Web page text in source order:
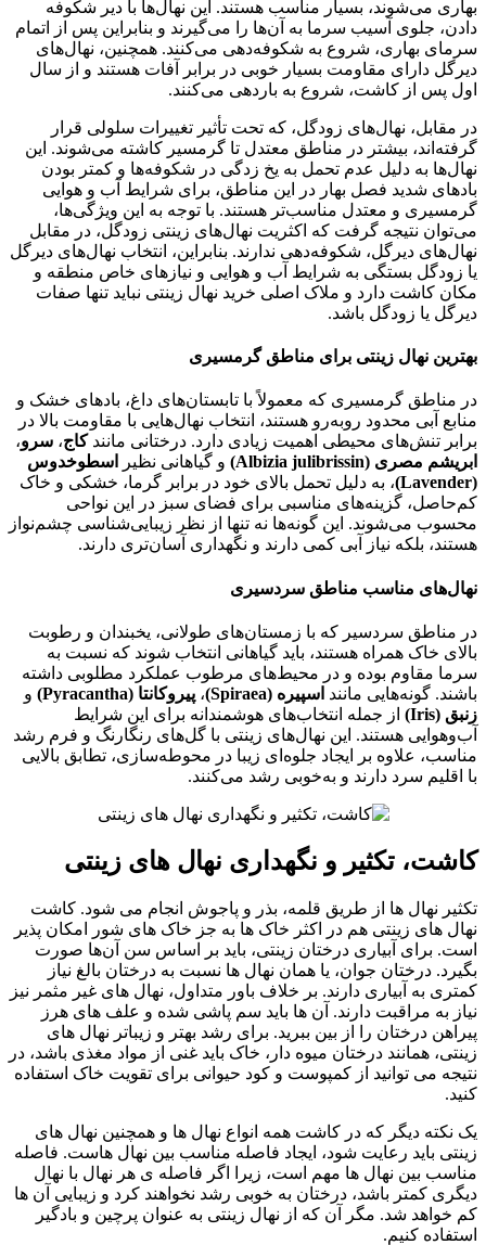
بهاری می‌شوند، بسیار مناسب هستند. این نهال‌ها با دیر شکوفه
دادن، جلوی آسیب سرما به آن‌ها را می‌گیرند و بنابراین پس از اتمام
سرمای بهاری، شروع به شکوفه‌دهی می‌کنند. همچنین، نهال‌های
دیرگل دارای مقاومت بسیار خوبی در برابر آفات هستند و از سال
اول پس از کاشت، شروع به باردهی می‌کنند.
در مقابل، نهال‌های زودگل، که تحت تأثیر تغییرات سلولی قرار
گرفته‌اند، بیشتر در مناطق معتدل تا گرمسیر کاشته می‌شوند. این
نهال‌ها به دلیل عدم تحمل به یخ زدگی در شکوفه‌ها و کمتر بودن
بادهای شدید فصل بهار در این مناطق، برای شرایط آب و هوایی
گرمسیری و معتدل مناسب‌تر هستند. با توجه به این ویژگی‌ها،
می‌توان نتیجه گرفت که اکثریت نهال‌های زینتی زودگل، در مقابل
نهال‌های دیرگل، شکوفه‌دهی ندارند. بنابراین، انتخاب نهال‌های دیرگل
یا زودگل بستگی به شرایط آب و هوایی و نیازهای خاص منطقه و
مکان کاشت دارد و ملاک اصلی خرید نهال زینتی نباید تنها صفات
دیرگل یا زودگل باشد.
بهترین نهال‌ زینتی برای مناطق گرمسیری
در مناطق گرمسیری که معمولاً با تابستان‌های داغ، بادهای خشک و
منابع آبی محدود روبه‌رو هستند، انتخاب نهال‌هایی با مقاومت بالا در
برابر تنش‌های محیطی اهمیت زیادی دارد. درختانی مانندکاج، سرو،
ابریشم مصری (Albizia julibrissin)
و گیاهانی نظیر
اسطوخدوس
(Lavender)
، به دلیل تحمل بالای خود در برابر گرما، خشکی و خاک
کم‌حاصل، گزینه‌های مناسبی برای فضای سبز در این نواحی
محسوب می‌شوند. این گونه‌ها نه تنها از نظر زیبایی‌شناسی چشم‌نواز
هستند، بلکه نیاز آبی کمی دارند و نگهداری آسان‌تری دارند.
نهال‌های مناسب مناطق سردسیری
در مناطق سردسیر که با زمستان‌های طولانی، یخبندان و رطوبت
بالای خاک همراه هستند، باید گیاهانی انتخاب شوند که نسبت به
سرما مقاوم بوده و در محیط‌های مرطوب عملکرد مطلوبی داشته
باشند. گونه‌هایی مانند اسپیره (Spiraea) ، پیروکانتا (Pyracantha)
و
زنبق (Iris)
از جمله انتخاب‌های هوشمندانه برای این شرایط
آب‌وهوایی هستند. این نهال‌های زینتی با گل‌های رنگارنگ و فرم رشد
مناسب، علاوه بر ایجاد جلوه‌ای زیبا در محوطه‌سازی، تطابق بالایی
با اقلیم سرد دارند و به‌خوبی رشد می‌کنند.
کاشت، تکثیر و نگهداری نهال های زینتی
تکثیر نهال ها از طریق قلمه، بذر و پاجوش انجام می شود. کاشت
نهال های زینتی هم در اکثر خاک ها به جز خاک های شور امکان پذیر
است. برای آبیاری درختان زینتی، باید بر اساس سن آن‌ها صورت
بگیرد. درختان جوان، یا همان نهال ‌ها نسبت به درختان بالغ نیاز
کمتری به آبیاری دارند. بر خلاف باور متداول، نهال ‌های غیر مثمر نیز
نیاز به مراقبت دارند. آن‌ ها باید سم پاشی شده و علف‌ های هرز
پیراهن درختان را از بین ببرید. برای رشد بهتر و زیباتر نهال‌ های
زینتی، همانند درختان میوه ‌دار، خاک باید غنی از مواد مغذی باشد، در
نتیجه می ‌توانید از کمپوست و کود حیوانی برای تقویت خاک استفاده
کنید.
یک نکته دیگر که در کاشت همه انواع نهال‌ ها و همچنین نهال‌ های
زینتی باید رعایت شود، ایجاد فاصله مناسب بین نهال ‌هاست. فاصله
مناسب بین نهال‌ ها مهم است، زیرا اگر فاصله‌ ی هر نهال با نهال
دیگری کمتر باشد، درختان به‌ خوبی رشد نخواهند کرد و زیبایی آن‌ ها
کم خواهد شد. مگر آن که از نهال زینتی به عنوان پرچین و بادگیر
استفاده کنیم.